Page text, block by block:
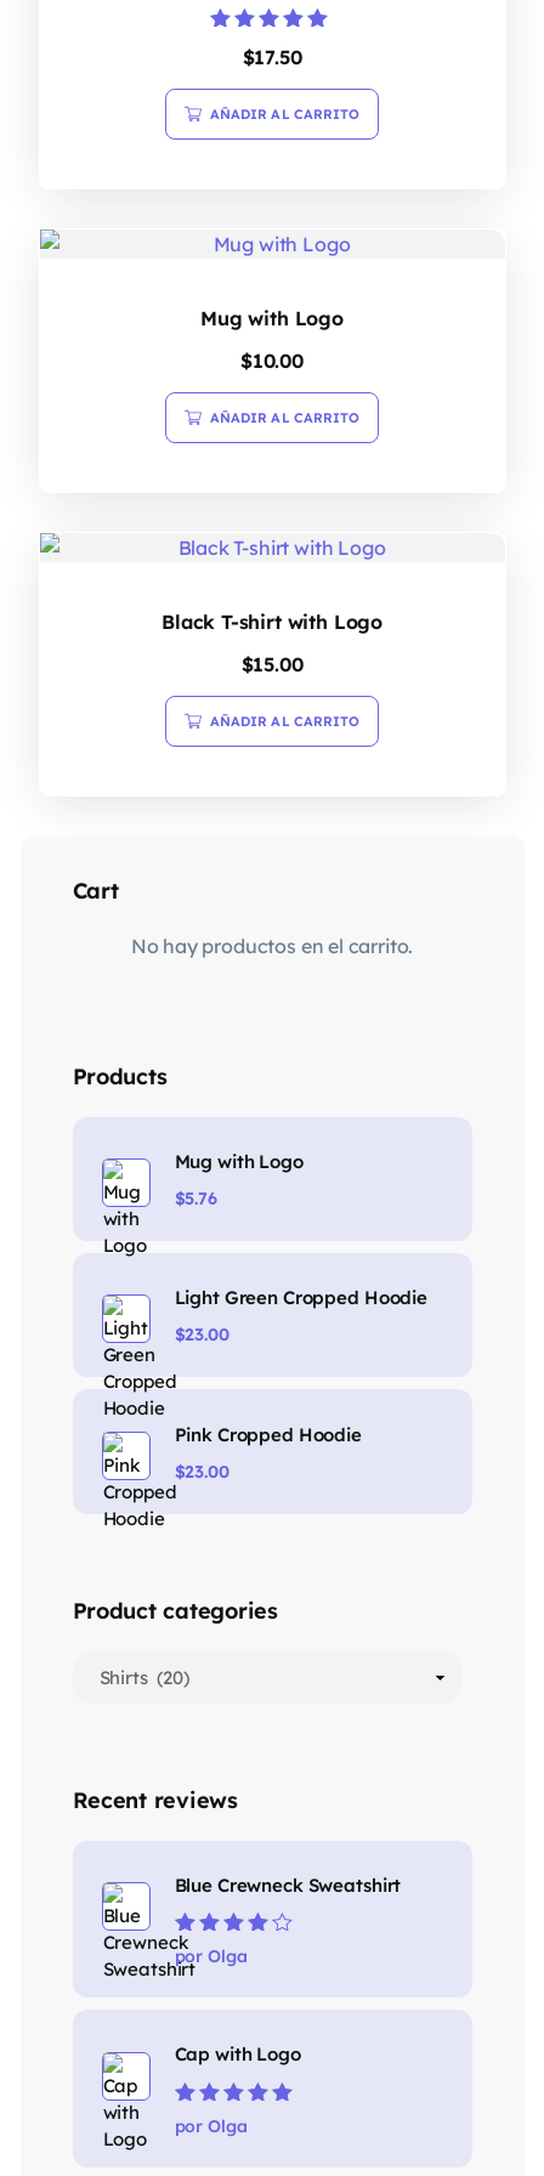
Valorado en
5.00
de 5
$17.50
AÑADIR AL CARRITO
Mug with Logo
$10.00
AÑADIR AL CARRITO
Black T-shirt with Logo
$15.00
AÑADIR AL CARRITO
Cart
No hay productos en el carrito.
Products
Mug with Logo
$5.76
Light Green Cropped Hoodie
$23.00
Pink Cropped Hoodie
$23.00
Product categories
Recent reviews
Blue Crewneck Sweatshirt
Valorado en
4de 5
por Olga
Cap with Logo
Valorado en
de 5
por Olga